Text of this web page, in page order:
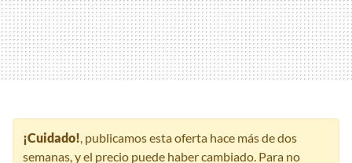
¡Cuidado!, publicamos esta oferta hace más de dos
semanas, y el precio puede haber cambiado. Para no